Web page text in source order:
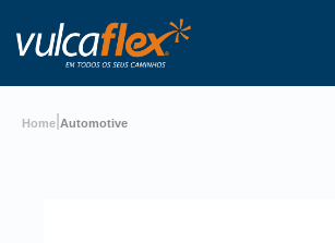
Home Automotive